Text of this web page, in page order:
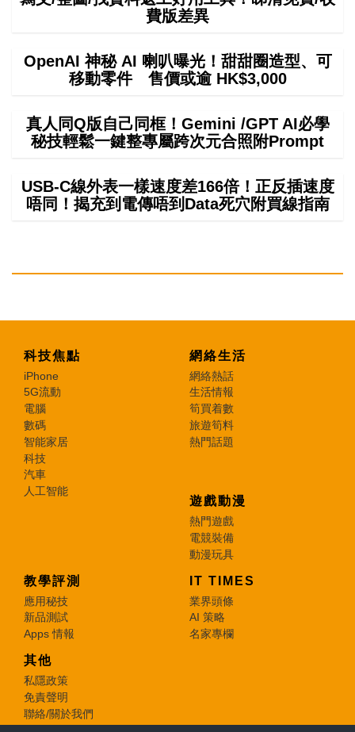
費版差異
OpenAI 神秘 AI 喇叭曝光！甜甜圈造型、可
移動零件 售價或逾 HK$3,000
真人同Q版自己同框！Gemini /GPT AI必學
秘技輕鬆一鍵整專屬跨次元合照附Prompt
USB-C線外表一樣速度差166倍！正反插速度
唔同！揭充到電傳唔到Data死穴附買線指南
科技焦點
iPhone
5G流動
電腦
數碼
智能家居
科技
汽車
人工智能
網絡生活
網絡熱話
生活情報
筍買着數
旅遊筍料
熱門話題
遊戲動漫
熱門遊戲
電競裝備
動漫玩具
教學評測
應用秘技
新品測試
Apps 情報
IT TIMES
業界頭條
AI 策略
名家專欄
其他
私隱政策
免責聲明
聯絡/關於我們